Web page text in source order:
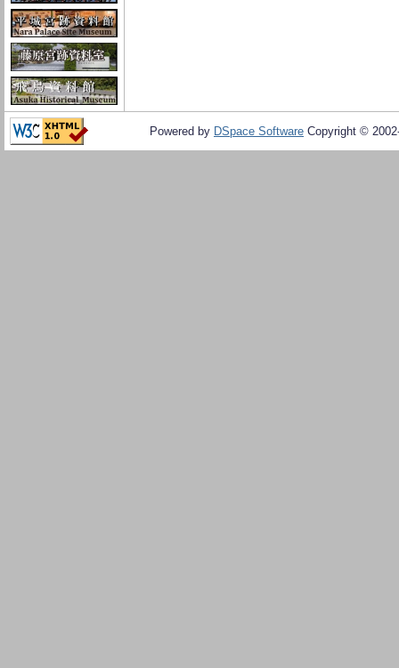
Powered by DSpace Software Copyright ©